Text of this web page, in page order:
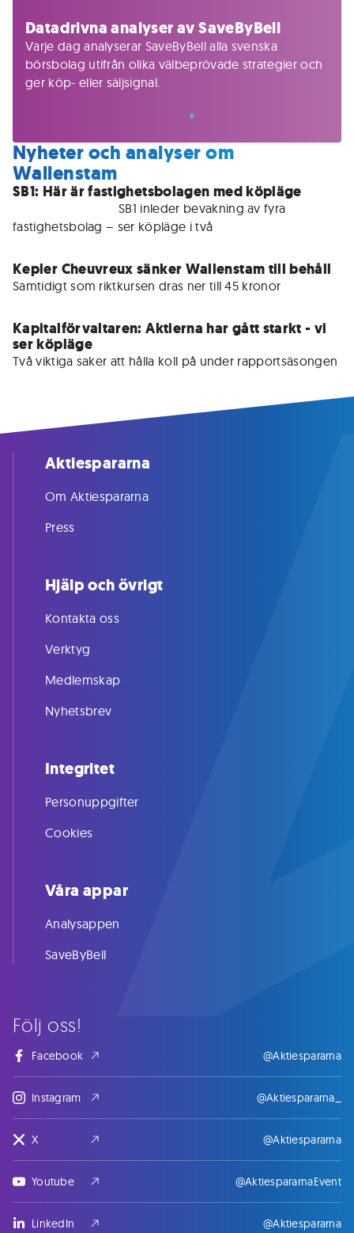
Datadrivna analyser av SaveByBell
Varje dag analyserar SaveByBell alla svenska
börsbolag utifrån olika välbeprövade strategier och
ger köp- eller säljsignal.
Nyheter och analyser om
Wallenstam
SB1: Här är fastighetsbolagen med köpläge
För medlemmar • SB1 inleder bevakning av fyra
fastighetsbolag – ser köpläge i två
Kepler Cheuvreux sänker Wallenstam till behåll
Samtidigt som riktkursen dras ner till 45 kronor
Kapitalförvaltaren: Aktierna har gått starkt - vi
ser köpläge
Två viktiga saker att hålla koll på under rapportsäsongen
Följ oss!
Facebook @Aktiespararna
Instagram @Aktiespararna_
X @Aktiespararna
Youtube @AktiespararnaEvent
LinkedIn @Aktiespararna
Aktiespararna
Om Aktiespararna
Press
Hjälp och övrigt
Kontakta oss
Verktyg
Medlemskap
Nyhetsbrev
Integritet
Personuppgifter
Cookies
Våra appar
Analysappen
SaveByBell